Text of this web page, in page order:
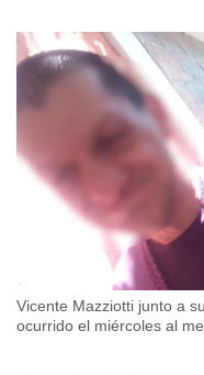
Vicente Mazziotti junto a
ocurrido el miércoles al